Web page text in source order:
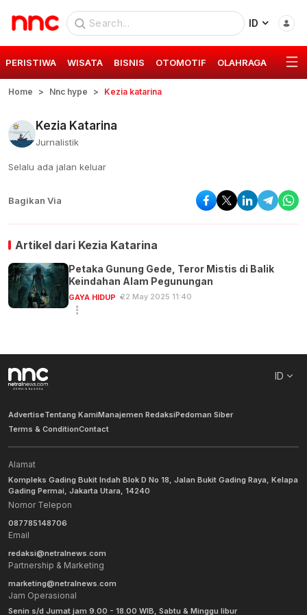
ID
PERISTIWA WISATA BISNIS OTOMOTIF OLAHRAGA GAYA
Home Nnc hype Kezia katarina
Kezia Katarina
Jurnalistik
Selalu ada jalan keluar
Bagikan Via
Artikel dari Kezia Katarina
Petaka Gunung Gede, Teror Mistis di Balik
Keindahan Alam Pegunungan
GAYA HIDUP 22 May 2025 11:40
ID
AdvertiseTentang KamiManajemen RedaksiPedoman Siber
Terms & ConditionContact
Alamat
Kompleks Gading Bukit Indah Blok D No 18, Jalan Bukit Gading Raya, Kelapa
Gading Permai, Jakarta Utara, 14240
Nomor Telepon
087785148706
Email
redaksi@netralnews.com
Partnership & Marketing
marketing@netralnews.com
Jam Operasional
Senin s/d Jumat jam 9.00 - 18.00 WIB, Sabtu & Minggu libur